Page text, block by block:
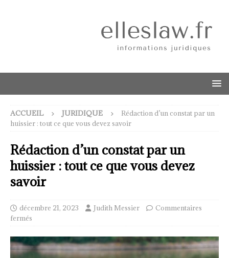
ACCUEIL JURIDIQUE
Rédaction d’un constat par un
huissier : tout ce que vous devez savoir
Rédaction d’un constat par un
huissier : tout ce que vous devez
savoir
décembre 21, 2023 Judith Messier
Commentaires
fermés